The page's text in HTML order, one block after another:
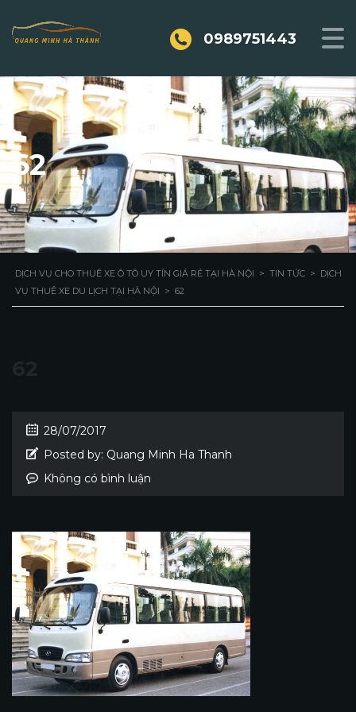
0989751443
62
DỊCH VỤ CHO THUÊ XE Ô TÔ UY TÍN GIÁ RẺ TẠI HÀ NỘI > TIN TỨC > DỊCH
VỤ THUÊ XE DU LỊCH TẠI HÀ NỘI > 62
28/07/2017
Posted by: Quang Minh Ha Thanh
Không có bình luận